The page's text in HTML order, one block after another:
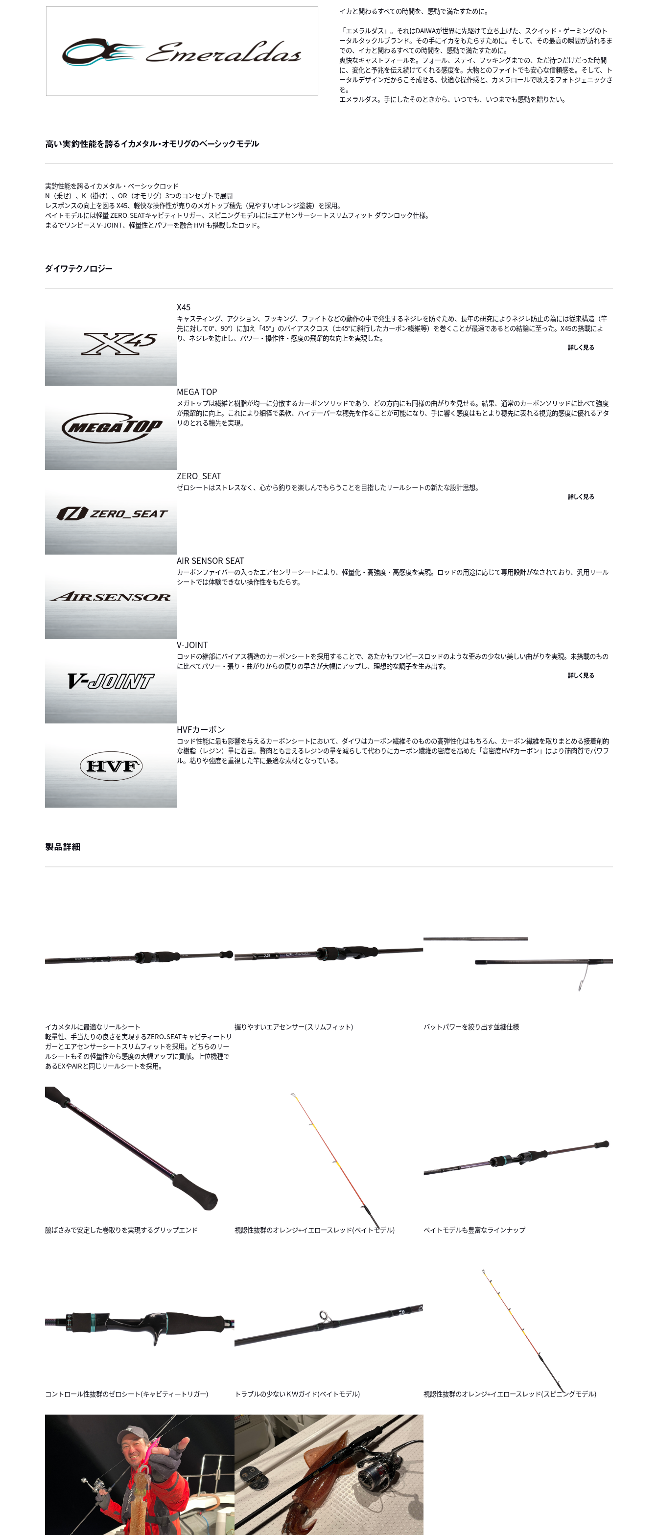
イカと関わるすべての時間を、感動で満たすために。
「エメラルダス」。それはDAIWAが世界に先駆けて立ち上げた、スクイッド・ゲーミングのト
ータルタックルブランド。その手にイカをもたらすために。そして、その最高の瞬間が訪れるま
での、イカと関わるすべての時間を、感動で満たすために。
爽快なキャストフィールを。フォール、ステイ、フッキングまでの、ただ待つだけだった時間
に、変化と予兆を伝え続けてくれる感度を。大物とのファイトでも安心な信頼感を。そして、ト
ータルデザインだからこそ成せる、快適な操作感と、カメラロールで映えるフォトジェニックさ
を。
エメラルダス。手にしたそのときから、いつでも、いつまでも感動を贈りたい。
高い実釣性能を誇るイカメタル・オモリグのベーシックモデル
実釣性能を誇るイカメタル・ベーシックロッド
N（乗せ）、K（掛け）、OR（オモリグ）3つのコンセプトで展開
レスポンスの向上を図る X45、軽快な操作性が売りのメガトップ穂先（見やすいオレンジ塗装）を採用。
ベイトモデルには軽量 ZERO₋SEATキャビティトリガー、スピニングモデルにはエアセンサーシートスリムフィット ダウンロック仕様。
まるでワンピース V-JOINT、軽量性とパワーを融合 HVFも搭載したロッド。
ダイワテクノロジー
X45
キャスティング、アクション、フッキング、ファイトなどの動作の中で発生するネジレを防ぐため、長年の研究によりネジレ防止の為には従来構造（竿
先に対して0°、90°）に加え「45°」のバイアスクロス（±45°に斜行したカーボン繊維等）を巻くことが最適であるとの結論に至った。X45の搭載によ
り、ネジレを防止し、パワー・操作性・感度の飛躍的な向上を実現した。
詳しく見る
MEGA TOP
メガトップは繊維と樹脂が均一に分散するカーボンソリッドであり、どの方向にも同様の曲がりを見せる。結果、通常のカーボンソリッドに比べて強度
が飛躍的に向上。これにより細径で柔軟、ハイテーパーな穂先を作ることが可能になり、手に響く感度はもとより穂先に表れる視覚的感度に優れるアタ
リのとれる穂先を実現。
ZERO_SEAT
ゼロシートはストレスなく、心から釣りを楽しんでもらうことを目指したリールシートの新たな設計思想。
詳しく見る
AIR SENSOR SEAT
カーボンファイバーの入ったエアセンサーシートにより、軽量化・高強度・高感度を実現。ロッドの用途に応じて専用設計がなされており、汎用リール
シートでは体験できない操作性をもたらす。
V-JOINT
ロッドの継部にバイアス構造のカーボンシートを採用することで、あたかもワンピースロッドのような歪みの少ない美しい曲がりを実現。未搭載のもの
に比べてパワー・張り・曲がりからの戻りの早さが大幅にアップし、理想的な調子を生み出す。
詳しく見る
HVFカーボン
ロッド性能に最も影響を与えるカーボンシートにおいて、ダイワはカーボン繊維そのものの高弾性化はもちろん、カーボン繊維を取りまとめる接着剤的
な樹脂（レジン）量に着目。贅肉とも言えるレジンの量を減らして代わりにカーボン繊維の密度を高めた「高密度HVFカーボン」はより筋肉質でパワフ
ル。粘りや強度を重視した竿に最適な素材となっている。
製品詳細
イカメタルに最適なリールシート
軽量性、手当たりの良さを実現するZERO₋SEATキャビティートリ
ガーとエアセンサーシートスリムフィットを採用。どちらのリー
ルシートもその軽量性から感度の大幅アップに貢献。上位機種で
あるEXやAIRと同じリールシートを採用。
握りやすいエアセンサー(スリムフィット) バットパワーを絞り出す並継仕様
脇ばさみで安定した巻取りを実現するグリップエンド 視認性抜群のオレンジ+イエロースレッド(ベイトモデル) ベイトモデルも豊富なラインナップ
コントロール性抜群のゼロシート(キャビティ―トリガー) トラブルの少ないＫＷガイド(ベイトモデル) 視認性抜群のオレンジ+イエロースレッド(スピニングモデル)